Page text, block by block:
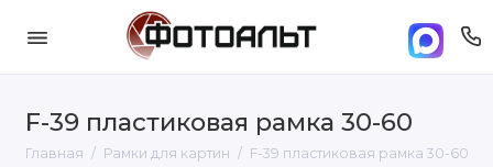
F-39 пластиковая рамка 30-60
Главная Рамки для картин F-39 пластиковая рамка 30-60